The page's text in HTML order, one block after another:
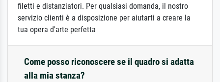
filetti e distanziatori. Per qualsiasi domanda, il nostro
servizio clienti è a disposizione per aiutarti a creare la
tua opera d'arte perfetta
Come posso riconoscere se il quadro si adatta
alla mia stanza?